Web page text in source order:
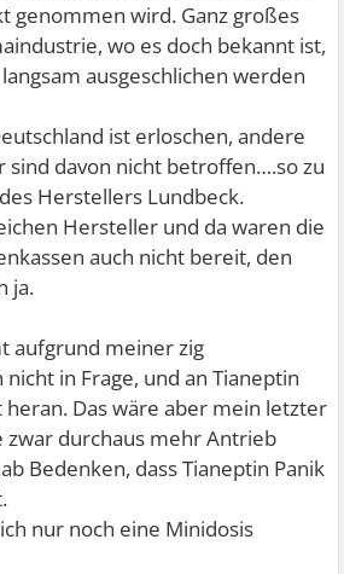
genommen wird. Ganz großes
wo es doch bekannt ist,
ausgeschlichen werden
ist erloschen, andere
sind davon nicht betroffen….so zu
Herstellers Lundbeck.
Hersteller und da waren die
auch nicht bereit, den
ja.
aufgrund meiner zig
in Frage, und an Tianeptin
Das wäre aber mein letzter
zwar durchaus mehr Antrieb
Bedenken, dass Tianeptin Panik
nur noch eine Minidosis